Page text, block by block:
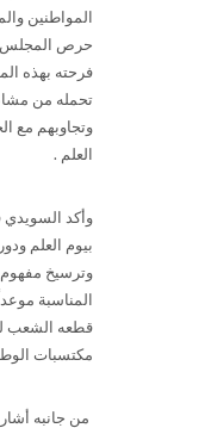
المواطنين
حرص المجلس
فرحته بهذه
تحمله من
وتجاوبهم مع
العلم .
وأكد السويدي
بيوم العلم
وترسيخ
المناسبة
قطعه الشعب
مكتسبات
من جانبه